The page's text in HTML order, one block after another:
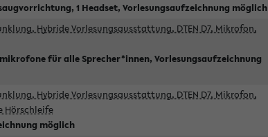
1 Headset, Vorlesungsaufzeichnung möglich
Hybride Vorlesungsausstattung, DTEN D7, Mikrofon,
für alle Sprecher*innen, Vorlesungsaufzeichnung
Hybride Vorlesungsausstattung, DTEN D7, Mikrofon,
Hörschleife
möglich